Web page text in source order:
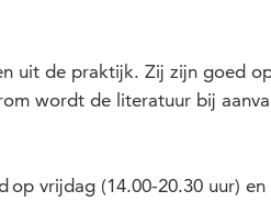
uit de praktijk. Zij zijn goed
wordt de literatuur bij
op vrijdag (14.00-20.30 uur)